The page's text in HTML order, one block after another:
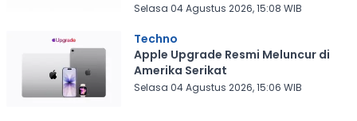
Selasa 04 Agustus 2026, 15:08 WIB
Techno
Apple Upgrade Resmi Meluncur di
Amerika Serikat
Selasa 04 Agustus 2026, 15:06 WIB